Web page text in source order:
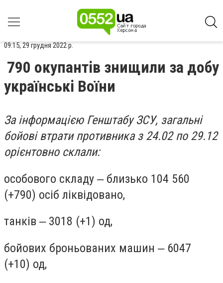
09:15, 29 грудня 2022 р.
790 окупантів знищили за добу
українські Воїни
За інформацією Генштабу ЗСУ, загальні
бойові втрати противника з 24.02 по 29.12
орієнтовно склали:
особового складу ‒ близько 104 560
(+790) осіб ліквідовано,
танків ‒ 3018 (+1) од,
бойових броньованих машин ‒ 6047
(+10) од,